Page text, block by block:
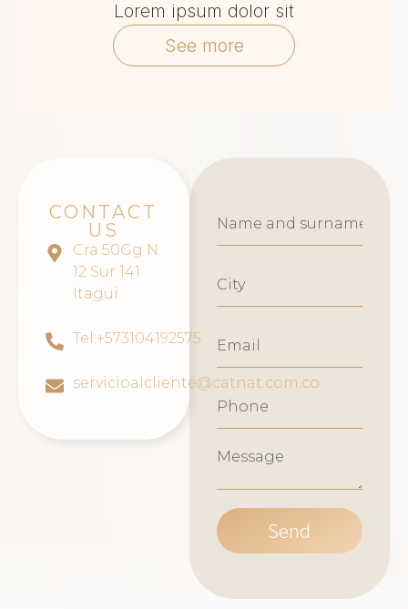
Lorem ipsum dolor sit
See more
CONTACT
US
Cra 50Gg N
12 Sur 141
Itagüi
Tel:+573104192575
servicioalcliente@catnat.com.co
Send